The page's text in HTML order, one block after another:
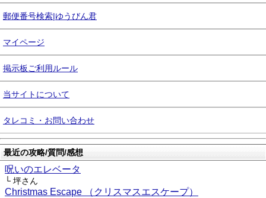
郵便番号検索|ゆうびん君
マイページ
掲示板ご利用ルール
当サイトについて
タレコミ・お問い合わせ
最近の攻略/質問/感想
呪いのエレベータ
└ 坪さん
Christmas Escape （クリスマスエスケープ）